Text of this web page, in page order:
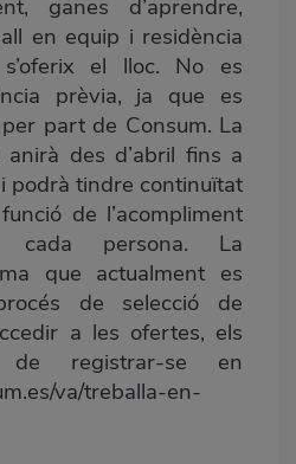
ganes d’aprendre,
en equip i residència
el lloc. No es
prèvia, ja que es
part de Consum. La
des d’abril fins a
podrà tindre continuïtat
de l’acompliment
cada persona. La
que actualment es
de selecció de
a les ofertes, els
de registrar-se en
va/treballa-en-